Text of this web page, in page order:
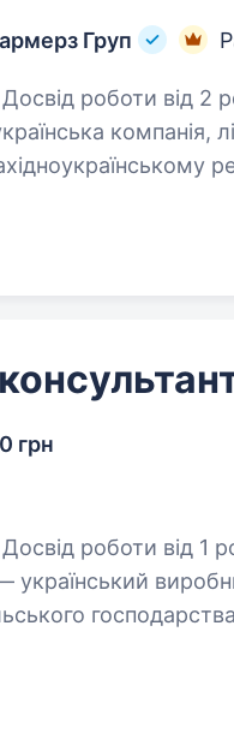
Груп
роботи від 2 років.
компанія,
грн
роботи від 1 року.